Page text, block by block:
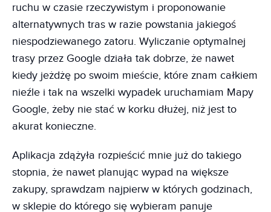
ruchu w czasie rzeczywistym i proponowanie
alternatywnych tras w razie powstania jakiegoś
niespodziewanego zatoru. Wyliczanie optymalnej
trasy przez Google działa tak dobrze, że nawet
kiedy jeżdżę po swoim mieście, które znam całkiem
nieźle i tak na wszelki wypadek uruchamiam Mapy
Google, żeby nie stać w korku dłużej, niż jest to
akurat konieczne.
Aplikacja zdążyła rozpieścić mnie już do takiego
stopnia, że nawet planując wypad na większe
zakupy, sprawdzam najpierw w których godzinach,
w sklepie do którego się wybieram panuje